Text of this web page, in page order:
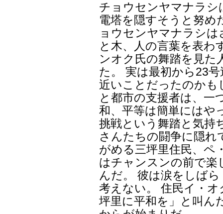
チョウセンヤマナラシ
電塔を隠すそうと努め
ョウセンヤマナラシ
と木、人の言葉を表わ
ンオク氏の舞踏を見た
た。 実は最初から23
近いことだったのかも
と都市の支援者は、一
和、平等は簡単にはや
挑戦という舞踏と気持
さんたちの闘争に隠れ
がめる三坪里住民、ペ
はチャンスンの前で楽
んだ。 彼は涙をしば
考えない。 住民イ・
坪里に平和を」と叫ん